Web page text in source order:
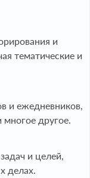
и
тематические и
и ежедневников,
многое другое.
и целей,
делах.